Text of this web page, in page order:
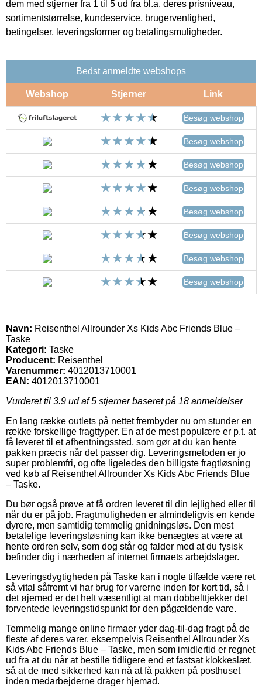
dem med stjerner fra 1 til 5 ud fra bl.a. deres prisniveau,
sortimentstørrelse, kundeservice, brugervenlighed,
betingelser, leveringsformer og betalingsmuligheder.
Bedst anmeldte webshops
Webshop Stjerner Link
Besøg webshop
Besøg webshop
Besøg webshop
Besøg webshop
Besøg webshop
Besøg webshop
Besøg webshop
Besøg webshop
Navn: Reisenthel Allrounder Xs Kids Abc Friends Blue –
Taske
Kategori: Taske
Producent: Reisenthel
Varenummer: 4012013710001
EAN: 4012013710001
Vurderet til 3.9 ud af 5 stjerner baseret på 18 anmeldelser
En lang række outlets på nettet frembyder nu om stunder en
række forskellige fragttyper. En af de mest populære er p.t. at
få leveret til et afhentningssted, som gør at du kan hente
pakken præcis når det passer dig. Leveringsmetoden er jo
super problemfri, og ofte ligeledes den billigste fragtløsning
ved køb af Reisenthel Allrounder Xs Kids Abc Friends Blue
– Taske.
Du bør også prøve at få ordren leveret til din lejlighed eller til
når du er på job. Fragtmuligheden er almindeligvis en kende
dyrere, men samtidig temmelig gnidningsløs. Den mest
betalelige leveringsløsning kan ikke benægtes at være at
hente ordren selv, som dog står og falder med at du fysisk
befinder dig i nærheden af internet firmaets arbejdslager.
Leveringsdygtigheden på Taske kan i nogle tilfælde være ret
så vital såfremt vi har brug for varerne inden for kort tid, så i
det øjemed er det helt væsentligt at man dobbelttjekker det
forventede leveringstidspunkt for den pågældende vare.
Temmelig mange online firmaer yder dag-til-dag fragt på de
fleste af deres varer, eksempelvis Reisenthel Allrounder Xs
Kids Abc Friends Blue – Taske, men som imidlertid er regnet
ud fra at du når at bestille tidligere end et fastsat klokkeslæt,
så at de med sikkerhed kan nå at få pakken på posthuset
inden medarbejderne drager hjemad.